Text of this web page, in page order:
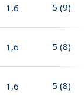
1,6 5 (9)
1,6 5 (8)
1,6 5 (8)